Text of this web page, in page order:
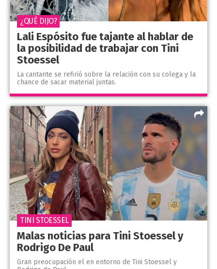
Lali Espósito fue tajante al hablar de
la posibilidad de trabajar con Tini
Stoessel
La cantante se refirió sobre la relación con su colega y la
chance de sacar material juntas.
¿QUÉ DIJO?
Malas noticias para Tini Stoessel y
Rodrigo De Paul
Gran preocupación el en entorno de Tini Stoessel y
TINI STOESSEL